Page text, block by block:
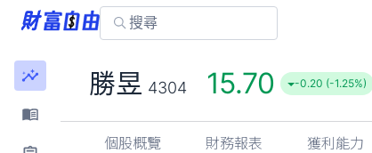
勝昱 4304 15.70 -0.20 (-1.25%)
個股概覽 財務報表 獲利能力